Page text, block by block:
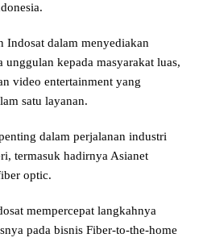
Indosat dalam menyediakan
kepada masyarakat luas,
video entertainment yang
satu layanan.
dalam perjalanan industri
termasuk hadirnya Asianet
optic.
mempercepat langkahnya
pada bisnis Fiber-to-the-home